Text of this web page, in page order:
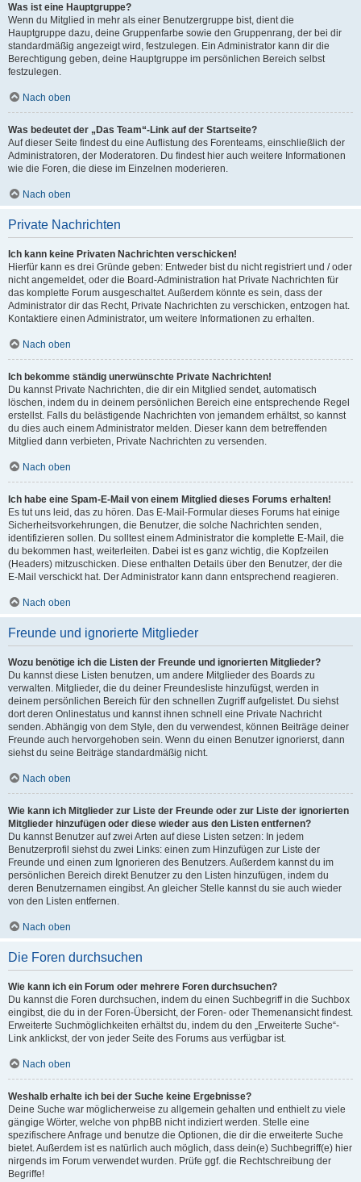
Was ist eine Hauptgruppe?
Wenn du Mitglied in mehr als einer Benutzergruppe bist, dient die
Hauptgruppe dazu, deine Gruppenfarbe sowie den Gruppenrang, der bei dir
standardmäßig angezeigt wird, festzulegen. Ein Administrator kann dir die
Berechtigung geben, deine Hauptgruppe im persönlichen Bereich selbst
festzulegen.
Nach oben
Was bedeutet der „Das Team“-Link auf der Startseite?
Auf dieser Seite findest du eine Auflistung des Forenteams, einschließlich der
Administratoren, der Moderatoren. Du findest hier auch weitere Informationen
wie die Foren, die diese im Einzelnen moderieren.
Nach oben
Private Nachrichten
Ich kann keine Privaten Nachrichten verschicken!
Hierfür kann es drei Gründe geben: Entweder bist du nicht registriert und / oder
nicht angemeldet, oder die Board-Administration hat Private Nachrichten für
das komplette Forum ausgeschaltet. Außerdem könnte es sein, dass der
Administrator dir das Recht, Private Nachrichten zu verschicken, entzogen hat.
Kontaktiere einen Administrator, um weitere Informationen zu erhalten.
Nach oben
Ich bekomme ständig unerwünschte Private Nachrichten!
Du kannst Private Nachrichten, die dir ein Mitglied sendet, automatisch
löschen, indem du in deinem persönlichen Bereich eine entsprechende Regel
erstellst. Falls du belästigende Nachrichten von jemandem erhältst, so kannst
du dies auch einem Administrator melden. Dieser kann dem betreffenden
Mitglied dann verbieten, Private Nachrichten zu versenden.
Nach oben
Ich habe eine Spam-E-Mail von einem Mitglied dieses Forums erhalten!
Es tut uns leid, das zu hören. Das E-Mail-Formular dieses Forums hat einige
Sicherheitsvorkehrungen, die Benutzer, die solche Nachrichten senden,
identifizieren sollen. Du solltest einem Administrator die komplette E-Mail, die
du bekommen hast, weiterleiten. Dabei ist es ganz wichtig, die Kopfzeilen
(Headers) mitzuschicken. Diese enthalten Details über den Benutzer, der die
E-Mail verschickt hat. Der Administrator kann dann entsprechend reagieren.
Nach oben
Freunde und ignorierte Mitglieder
Wozu benötige ich die Listen der Freunde und ignorierten Mitglieder?
Du kannst diese Listen benutzen, um andere Mitglieder des Boards zu
verwalten. Mitglieder, die du deiner Freundesliste hinzufügst, werden in
deinem persönlichen Bereich für den schnellen Zugriff aufgelistet. Du siehst
dort deren Onlinestatus und kannst ihnen schnell eine Private Nachricht
senden. Abhängig von dem Style, den du verwendest, können Beiträge deiner
Freunde auch hervorgehoben sein. Wenn du einen Benutzer ignorierst, dann
siehst du seine Beiträge standardmäßig nicht.
Nach oben
Wie kann ich Mitglieder zur Liste der Freunde oder zur Liste der ignorierten
Mitglieder hinzufügen oder diese wieder aus den Listen entfernen?
Du kannst Benutzer auf zwei Arten auf diese Listen setzen: In jedem
Benutzerprofil siehst du zwei Links: einen zum Hinzufügen zur Liste der
Freunde und einen zum Ignorieren des Benutzers. Außerdem kannst du im
persönlichen Bereich direkt Benutzer zu den Listen hinzufügen, indem du
deren Benutzernamen eingibst. An gleicher Stelle kannst du sie auch wieder
von den Listen entfernen.
Nach oben
Die Foren durchsuchen
Wie kann ich ein Forum oder mehrere Foren durchsuchen?
Du kannst die Foren durchsuchen, indem du einen Suchbegriff in die Suchbox
eingibst, die du in der Foren-Übersicht, der Foren- oder Themenansicht findest.
Erweiterte Suchmöglichkeiten erhältst du, indem du den „Erweiterte Suche“-
Link anklickst, der von jeder Seite des Forums aus verfügbar ist.
Nach oben
Weshalb erhalte ich bei der Suche keine Ergebnisse?
Deine Suche war möglicherweise zu allgemein gehalten und enthielt zu viele
gängige Wörter, welche von phpBB nicht indiziert werden. Stelle eine
spezifischere Anfrage und benutze die Optionen, die dir die erweiterte Suche
bietet. Außerdem ist es natürlich auch möglich, dass dein(e) Suchbegriff(e) hier
nirgends im Forum verwendet wurden. Prüfe ggf. die Rechtschreibung der
Begriffe!